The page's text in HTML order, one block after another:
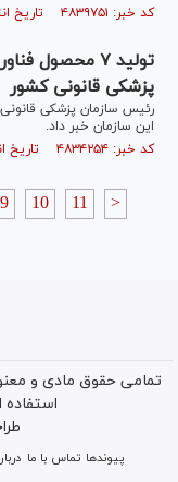
کد خبر: ۴۸۳۹۷۵۱ تاریخ انتشار : ۱۴۰۴/۰۳/۱۴
تولید ۷
پزشکی قانونی کشور
این سازمان خبر داد.
کد خبر: ۴۸۳۴۲۵۴ تاریخ انتشار : ۱۴۰۴/۰۲/۱۵
9 10 11 >
تمامی حقوق مادی و
استفاده
پیوندها تماس با ما